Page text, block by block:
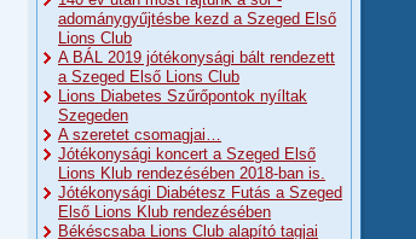
adománygyűjtésbe kezd a Szeged Első
Lions Club
A BÁL 2019 jótékonysági bált rendezett
a Szeged Első Lions Club
Lions Diabetes Szűrőpontok nyíltak
Szegeden
A szeretet csomagjai…
Jótékonysági koncert a Szeged Első
Lions Klub rendezésében 2018-ban is.
Jótékonysági Diabétesz Futás a Szeged
Első Lions Klub rendezésében
Békéscsaba Lions Club alapító tagjai